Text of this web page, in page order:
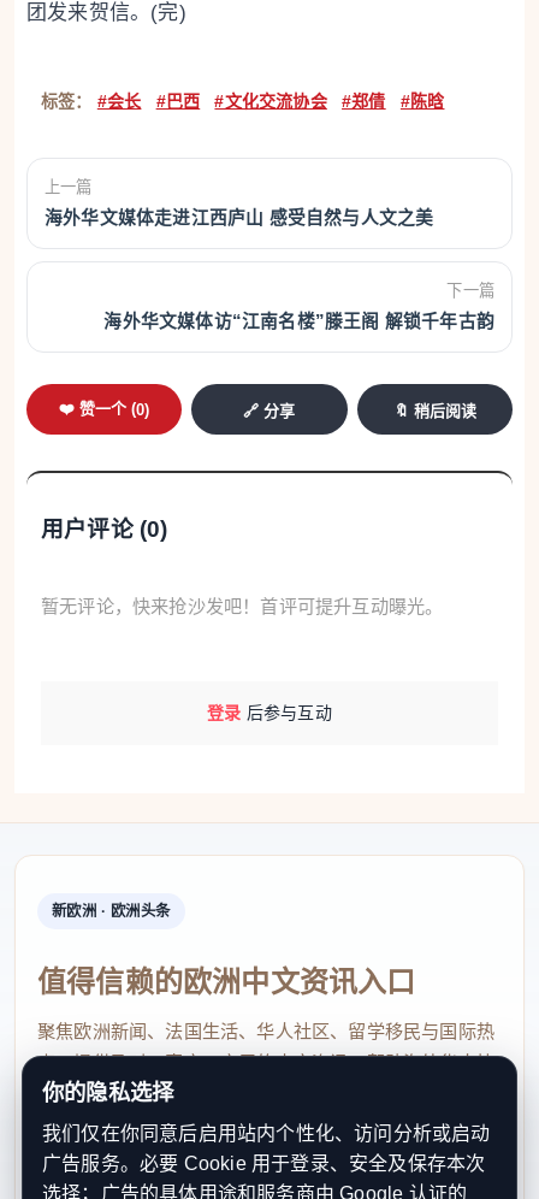
团发来贺信。(完)
标签： #会长 #巴西 #文化交流协会 #郑倩 #陈晗
上一篇
海外华文媒体走进江西庐山 感受自然与人文之美
下一篇
海外华文媒体访“江南名楼”滕王阁 解锁千年古韵
❤️ 赞一个 (0) 🔗 分享 🔖 稍后阅读
用户评论 (0)
暂无评论，快来抢沙发吧！首评可提升互动曝光。
登录 后参与互动
新欧洲 · 欧洲头条
值得信赖的欧洲中文资讯入口
聚焦欧洲新闻、法国生活、华人社区、留学移民与国际热
点，提供及时、真实、实用的中文资讯，帮助海外华人快
速了解欧洲动态。
contact@xinouzhou.com
服务支持、版权与合作：工作日优先处理站务、投稿与权
你的隐私选择
我们仅在你同意后启用站内个性化、访问分析或启动
广告服务。必要 Cookie 用于登录、安全及保存本次
选择；广告的具体用途和服务商由 Google 认证的